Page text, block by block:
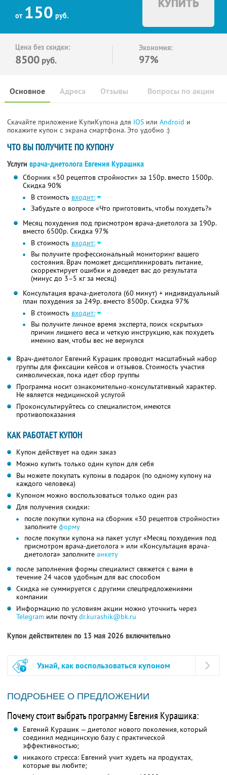
от 150 руб.
КУПИТЬ
Цена без скидки:
8500 руб.
Экономия:
97%
Основное Отзывы Вопросы по акции
Адреса
Скачайте приложение КупиКупона для IOS или Android и
покажите купон с экрана смартфона. Это удобно :)
ЧТО ВЫ ПОЛУЧИТЕ ПО КУПОНУ
Услуги врача-диетолога Евгения Курашика
Сборник «30 рецептов стройности» за 150р. вместо 1500р.
Скидка 90%
В стоимость входит:
Забудьте о вопросе «Что приготовить, чтобы похудеть?»
Месяц похудения под присмотром врача-диетолога за 190р.
вместо 6500р. Скидка 97%
В стоимость входит:
Вы получите профессиональный мониторинг вашего
состояния. Врач поможет дисциплинировать питание,
скорректирует ошибки и доведет вас до результата
(минус до 3–5 кг за месяц)
Консультация врача-диетолога (60 минут) + индивидуальный
план похудения за 249р. вместо 8500р. Скидка 97%
В стоимость входит:
Вы получите личное время эксперта, поиск «скрытых»
причин лишнего веса и четкую инструкцию, как похудеть
именно вам, чтобы вес не вернулся
Врач-диетолог Евгений Курашик проводит масштабный набор
группы для фиксации кейсов и отзывов. Стоимость участия
символическая, пока идет сбор группы
Программа носит ознакомительно-консультативный характер.
Не является медицинской услугой
Проконсультируйтесь со специалистом, имеются
противопоказания
КАК РАБОТАЕТ КУПОН
Купон действует на один заказ
Можно купить только один купон для себя
Вы можете покупать купоны в подарок (по одному купону на
каждого человека)
Купоном можно воспользоваться только один раз
Для получения скидки:
после покупки купона на сборник «30 рецептов стройности»
заполните форму
после покупки купона на пакет услуг «Месяц похудения под
присмотром врача-диетолога » или «Консультация врача-
диетолога» заполните анкету
после заполнения формы специалист свяжется с вами в
течение 24 часов удобным для вас способом
Скидка не суммируется с другими спецпредложениями
компании
Информацию по условиям акции можно уточнить через
Telegram или почтуdr.kurashik@bk.ru
Купон действителен по 13 мая 2026 включительно
Узнай, как воспользоваться купоном
ПОДРОБНЕЕ О ПРЕДЛОЖЕНИИ
Почему стоит выбрать программу Евгения Курашика:
Евгений Курашик — диетолог нового поколения, который
соединил медицинскую базу с практической
эффективностью;
никакого стресса: Евгений учит худеть на продуктах,
которые вы любите;